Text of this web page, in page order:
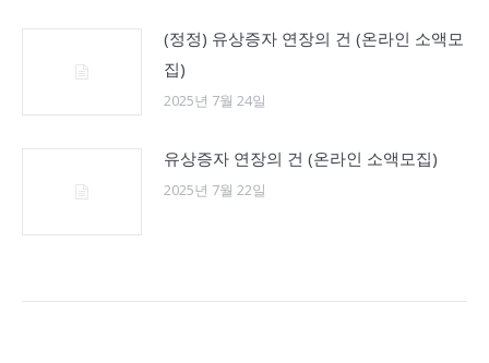
(정정) 유상증자 연장의 건 (온라인 소액모
집)
2025년 7월 24일
유상증자 연장의 건 (온라인 소액모집)
2025년 7월 22일